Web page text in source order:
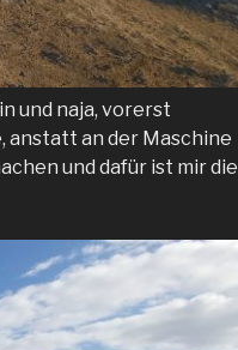
und naja, vorerst
anstatt an der Maschine
und dafür ist mir die